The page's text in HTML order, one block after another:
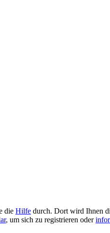
die Hilfe durch. Dort wird Ihnen
, um sich zu registrieren oder